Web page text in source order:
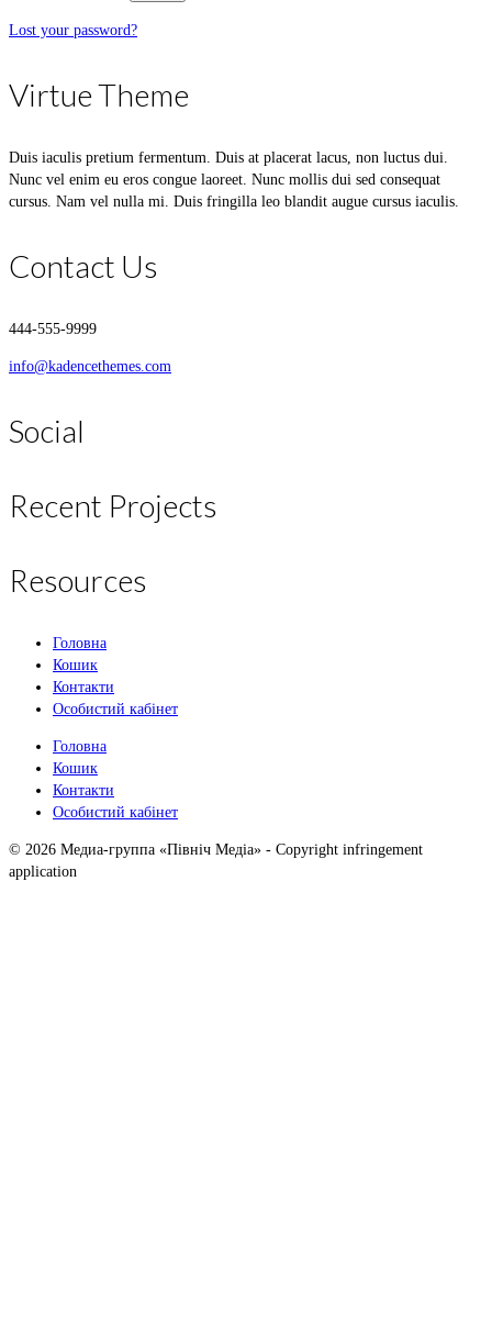
Lost your password?
Virtue Theme
Duis iaculis pretium fermentum. Duis at placerat lacus, non luctus dui.
Nunc vel enim eu eros congue laoreet. Nunc mollis dui sed consequat
cursus. Nam vel nulla mi. Duis fringilla leo blandit augue cursus iaculis.
Contact Us
444-555-9999
info@kadencethemes.com
Social
Recent Projects
Resources
Головна
Кошик
Контакти
Особистий кабінет
Головна
Кошик
Контакти
Особистий кабінет
© 2026 Медиа-группа «Північ Медіа» - Copyright infringement
application